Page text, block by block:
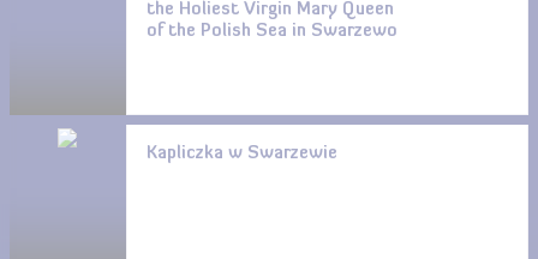
the Holiest Virgin Mary Queen
of the Polish Sea in Swarzewo
Kapliczka w Swarzewie